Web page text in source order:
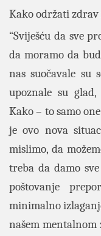
Kako održati
“Sviješću da sve
da moramo da
nas suočavale su
upoznale su
Kako – to samo
je ovo nova
mislimo, da
treba da damo
poštovanje
minimalno
našem